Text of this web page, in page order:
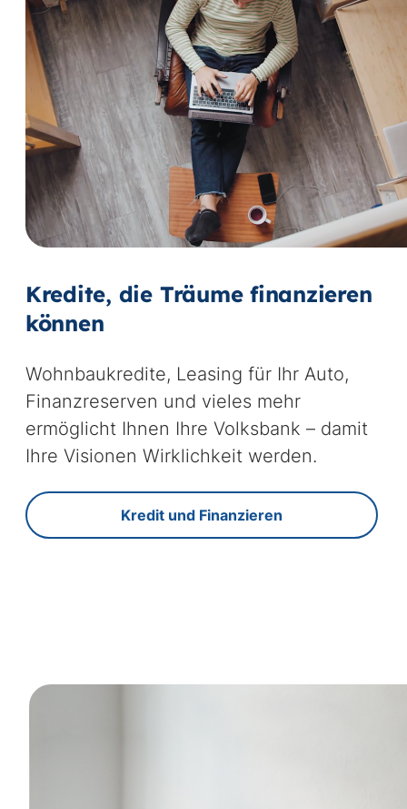
Kredite, die Träume finanzieren
können
Wohnbaukredite, Leasing für Ihr Auto,
Finanzreserven und vieles mehr
ermöglicht Ihnen Ihre Volksbank – damit
Ihre Visionen Wirklichkeit werden.
Kredit und Finanzieren